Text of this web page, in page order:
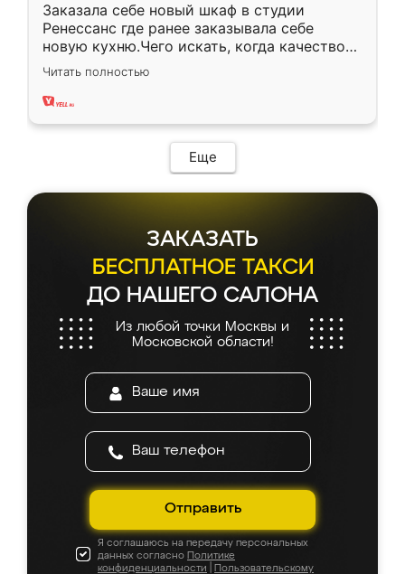
Заказала себе новый шкаф в студии
Ренессанс где ранее заказывала себе
новую кухню.Чего искать, когда качеством
вполне довольна. Служит кухня уже почти
два года, нареканий нет.
Читать полностью
Еще
ЗАКАЗАТЬ
БЕСПЛАТНОЕ ТАКСИ
ДО НАШЕГО САЛОНА
Из любой точки Москвы и
Московской области!
Отправить
Я соглашаюсь на передачу персональных
данных согласно Политике
конфиденциальности
Пользовательскому